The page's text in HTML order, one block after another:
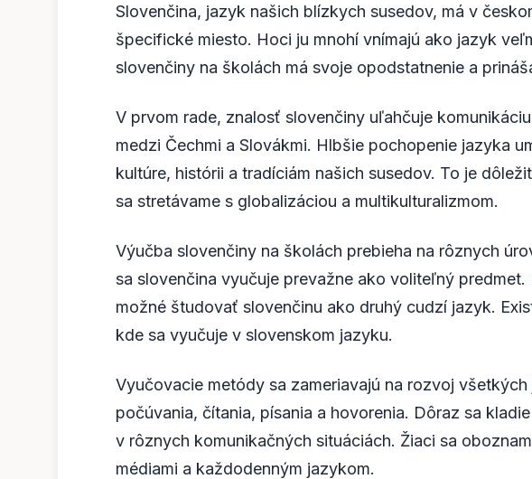
Slovenčina, jazyk našich blízkych susedov, má v
špecifické miesto. Hoci ju mnohí vnímajú ako jazyk
slovenčiny na školách má svoje opodstatnenie a
V prvom rade, znalosť slovenčiny uľahčuje
medzi Čechmi a Slovákmi. Hlbšie pochopenie jazyka
kultúre, histórii a tradíciám našich susedov. To je
sa stretávame s globalizáciou a multikulturalizmom.
Výučba slovenčiny na školách prebieha na rôznych
sa slovenčina vyučuje prevažne ako voliteľný
možné študovať slovenčinu ako druhý cudzí jazyk.
kde sa vyučuje v slovenskom jazyku.
Vyučovacie metódy sa zameriavajú na rozvoj
počúvania, čítania, písania a hovorenia. Dôraz sa
v rôznych komunikačných situáciách. Žiaci sa
médiami a každodenným jazykom.